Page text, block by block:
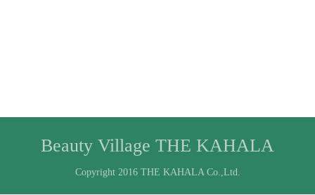
Beauty Village THE KAHALA
Copyright 2016 THE KAHALA Co.,Ltd.